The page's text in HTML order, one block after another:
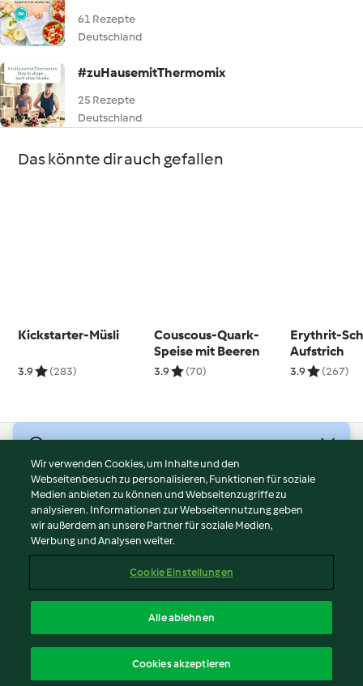
61 Rezepte
Deutschland
#zuHausemitThermomix
25 Rezepte
Deutschland
Das könnte dir auch gefallen
Kickstarter-Müsli
3.9 (283)
Couscous-Quark-
Speise mit Beeren
3.9 (70)
Erythrit-
Aufstrich
3.9 (267)
Nutzungsbedingungen
Datenschutzrichtlinien
Disclaimer
Impressum
Inhalt melden
Erklärung zur Barrierefreiheit
Wir verwenden Cookies, um Inhalte und den
Webseitenbesuch zu personalisieren, Funktionen für soziale
Medien anbieten zu können und Webseitenzugriffe zu
analysieren. Informationen zur Webseitennutzung geben
wir außerdem an unsere Partner für soziale Medien,
Werbung und Analysen weiter.
Cookie Einstellungen
Alle ablehnen
Cookies akzeptieren